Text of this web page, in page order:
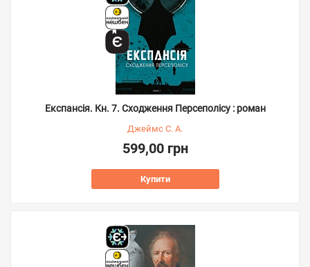
Експансія. Кн. 7. Сходження Персеполісу : роман
Джеймс С. А.
599,00 грн
Купити